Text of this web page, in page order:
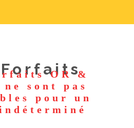
Forfaits
OR &
sont pas
pour un